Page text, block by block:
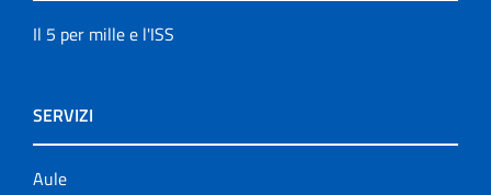
Il 5 per mille e l'ISS
SERVIZI
Aule